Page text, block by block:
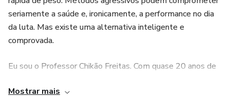
seriamente a saúde e, ironicamente, a performance no dia
da luta. Mas existe uma alternativa inteligente e
comprovada.
Eu sou o Professor Chikão Freitas. Com quase 20 anos de
de Jiu-Jitsu, faixa preta de Kick Boxing e tendo atuado
Mostrar mais